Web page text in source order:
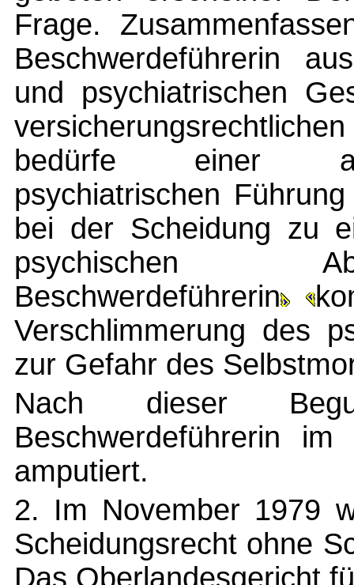
Frage.
Beschwerdeführerin
und psychiatrischen
bedürfe einer
psychiatrischen
bei der Scheidung zu
psychischen
Beschwerdeführerin
Verschlimmerung des
zur Gefahr des
Nach dieser
Beschwerdeführerin
amputiert.
2. Im November 1979
Scheidungsrecht ohne
Das Oberlandesgericht